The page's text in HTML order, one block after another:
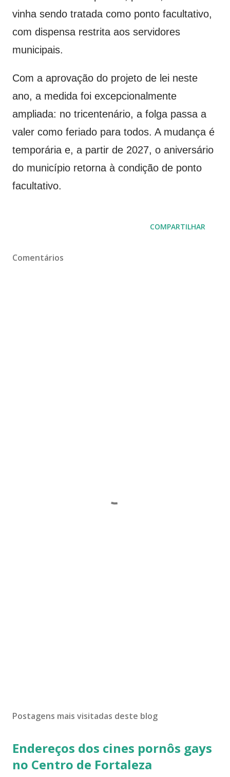
vinha sendo tratada como ponto facultativo,
com dispensa restrita aos servidores
municipais.
Com a aprovação do projeto de lei neste
ano, a medida foi excepcionalmente
ampliada: no tricentenário, a folga passa a
valer como feriado para todos. A mudança é
temporária e, a partir de 2027, o aniversário
do município retorna à condição de ponto
facultativo.
COMPARTILHAR
Comentários
Postagens mais visitadas deste blog
Endereços dos cines pornôs gays
no Centro de Fortaleza